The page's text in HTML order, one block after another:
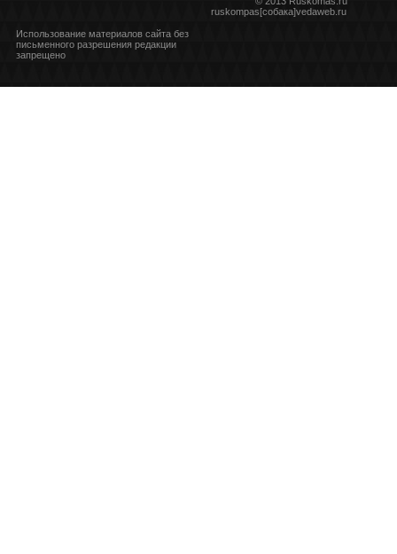
ruskompas[собака]vedaweb.ru
Использование материалов сайта без
письменного разрешения редакции
запрещено